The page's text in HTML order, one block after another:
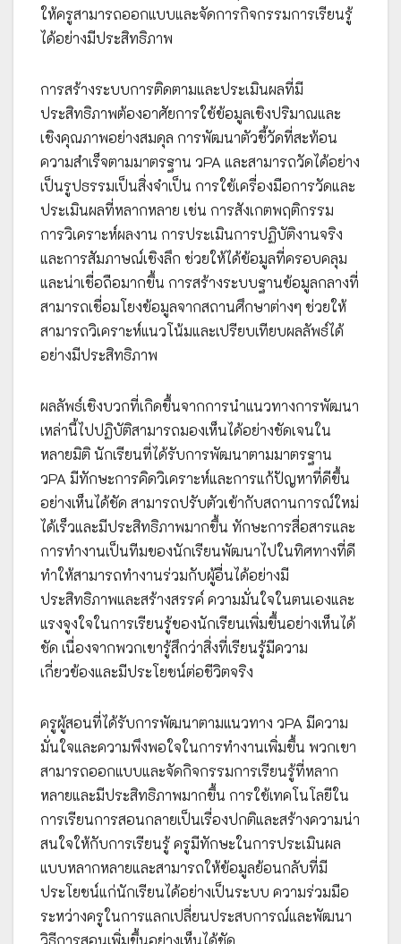
ให้ครูสามารถออกแบบและจัดการกิจกรรมการเรียนรู้
ได้อย่างมีประสิทธิภาพ
การสร้างระบบการติดตามและประเมินผลที่มี
ประสิทธิภาพต้องอาศัยการใช้ข้อมูลเชิงปริมาณและ
เชิงคุณภาพอย่างสมดุล การพัฒนาตัวชี้วัดที่สะท้อน
ความสำเร็จตามมาตรฐาน วPA และสามารถวัดได้อย่าง
เป็นรูปธรรมเป็นสิ่งจำเป็น การใช้เครื่องมือการวัดและ
ประเมินผลที่หลากหลาย เช่น การสังเกตพฤติกรรม
การวิเคราะห์ผลงาน การประเมินการปฏิบัติงานจริง
และการสัมภาษณ์เชิงลึก ช่วยให้ได้ข้อมูลที่ครอบคลุม
และน่าเชื่อถือมากขึ้น การสร้างระบบฐานข้อมูลกลางที่
สามารถเชื่อมโยงข้อมูลจากสถานศึกษาต่างๆ ช่วยให้
สามารถวิเคราะห์แนวโน้มและเปรียบเทียบผลลัพธ์ได้
อย่างมีประสิทธิภาพ
ผลลัพธ์เชิงบวกที่เกิดขึ้นจากการนำแนวทางการพัฒนา
เหล่านี้ไปปฏิบัติสามารถมองเห็นได้อย่างชัดเจนใน
หลายมิติ นักเรียนที่ได้รับการพัฒนาตามมาตรฐาน
วPA มีทักษะการคิดวิเคราะห์และการแก้ปัญหาที่ดีขึ้น
อย่างเห็นได้ชัด สามารถปรับตัวเข้ากับสถานการณ์ใหม่
ได้เร็วและมีประสิทธิภาพมากขึ้น ทักษะการสื่อสารและ
การทำงานเป็นทีมของนักเรียนพัฒนาไปในทิศทางที่ดี
ทำให้สามารถทำงานร่วมกับผู้อื่นได้อย่างมี
ประสิทธิภาพและสร้างสรรค์ ความมั่นใจในตนเองและ
แรงจูงใจในการเรียนรู้ของนักเรียนเพิ่มขึ้นอย่างเห็นได้
ชัด เนื่องจากพวกเขารู้สึกว่าสิ่งที่เรียนรู้มีความ
เกี่ยวข้องและมีประโยชน์ต่อชีวิตจริง
ครูผู้สอนที่ได้รับการพัฒนาตามแนวทาง วPA มีความ
มั่นใจและความพึงพอใจในการทำงานเพิ่มขึ้น พวกเขา
สามารถออกแบบและจัดกิจกรรมการเรียนรู้ที่หลาก
หลายและมีประสิทธิภาพมากขึ้น การใช้เทคโนโลยีใน
การเรียนการสอนกลายเป็นเรื่องปกติและสร้างความน่า
สนใจให้กับการเรียนรู้ ครูมีทักษะในการประเมินผล
แบบหลากหลายและสามารถให้ข้อมูลย้อนกลับที่มี
ประโยชน์แก่นักเรียนได้อย่างเป็นระบบ ความร่วมมือ
ระหว่างครูในการแลกเปลี่ยนประสบการณ์และพัฒนา
วิธีการสอนเพิ่มขึ้นอย่างเห็นได้ชัด